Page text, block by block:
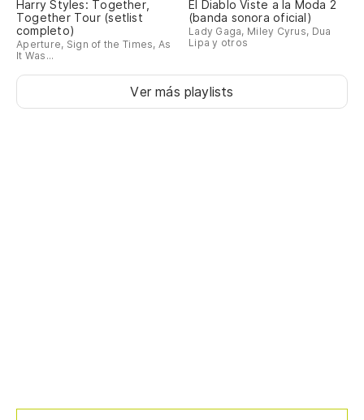
Harry Styles: Together,
Together Tour (setlist
completo)
Aperture, Sign of the Times, As
It Was...
El Diablo Viste a la Moda 2
(banda sonora oficial)
Lady Gaga, Miley Cyrus, Dua
Lipa y otros
Ver más playlists